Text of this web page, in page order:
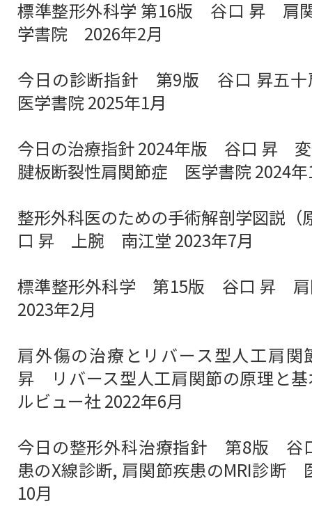
標準整形外科学 第16版 谷口 昇 肩
学書院 2026年2月
今日の診断指針 第9版 谷口 昇五
医学書院 2025年1月
今日の治療指針 2024年版 谷口 昇
腱板断裂性肩関節症 医学書院 2024年
整形外科医のための手術解剖学図説
口 昇 上腕 南江堂 2023年7月
標準整形外科学 第15版 谷口 昇
2023年2月
肩外傷の治療とリバース型人工肩
昇 リバース型人工肩関節の原理と
ルビュー社 2022年6月
今日の整形外科治療指針 第8版 谷
患のX線診断, 肩関節疾患のMRI診断
10月